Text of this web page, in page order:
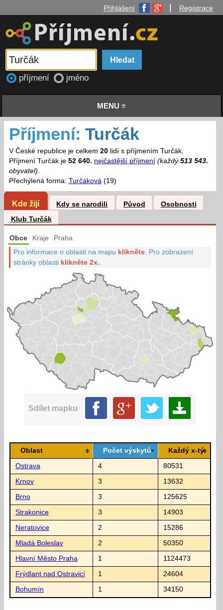
Přihlášení Registrace
příjmení jméno
MENU ≡
Příjmení: Turčák
V České republice je celkem 20lidí s příjmením Turčák.
Příjmení Turčák je 52 640. nejčastější příjmení (každý 513 543.
obyvatel).
Přechýlená forma: Turčáková(19)
Kde žijí Kdy se narodili Původ
Osobnosti
Klub Turčák
Obce Kraje Praha
Pro informace o oblasti na mapu klikněte Pro zobrazení
stránky oblasti klikněte 2x.
Sdílet mapku
Oblast Počet výskytů Každý x-tý
Ostrava 4 80531
Krnov 3 13632
Brno 3 125625
Strakonice 3 14903
Neratovice 2 15286
Mladá Boleslav 2 50350
Hlavní Město Praha 1 1124473
Frýdlant nad Ostravicí 1 24604
Bohumín 1 34150